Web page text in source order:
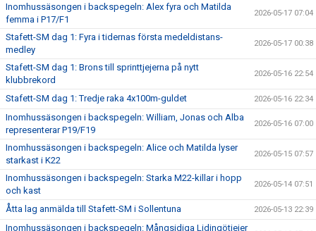
Inomhussäsongen i backspegeln: Alex fyra och Matilda
femma i P17/F1
2026-05-17 07:04
Stafett-SM dag 1: Fyra i tidernas första medeldistans-
medley
2026-05-17 00:38
Stafett-SM dag 1: Brons till sprinttjejerna på nytt
klubbrekord
2026-05-16 22:54
Stafett-SM dag 1: Tredje raka 4x100m-guldet 2026-05-16 22:34
Inomhussäsongen i backspegeln: William, Jonas och Alba
representerar P19/F19
2026-05-16 07:00
Inomhussäsongen i backspegeln: Alice och Matilda lyser
starkast i K22
2026-05-15 07:57
Inomhussäsongen i backspegeln: Starka M22-killar i hopp
och kast
2026-05-14 07:51
Åtta lag anmälda till Stafett-SM i Sollentuna 2026-05-13 22:39
Inomhussäsongen i backspegeln: Mångsidiga Lidingötjejer